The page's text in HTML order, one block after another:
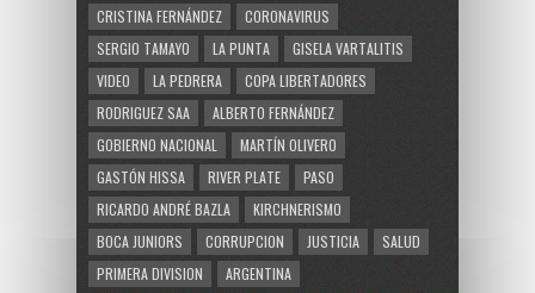
CRISTINA FERNÁNDEZ
CORONAVIRUS
SERGIO TAMAYO
LA PUNTA
GISELA VARTALITIS
VIDEO
LA PEDRERA
COPA LIBERTADORES
RODRIGUEZ SAA
ALBERTO FERNÁNDEZ
GOBIERNO NACIONAL
MARTÍN OLIVERO
GASTÓN HISSA
RIVER PLATE
PASO
RICARDO ANDRÉ BAZLA
KIRCHNERISMO
BOCA JUNIORS
CORRUPCION JUSTICIA
SALUD
PRIMERA DIVISION
ARGENTINA